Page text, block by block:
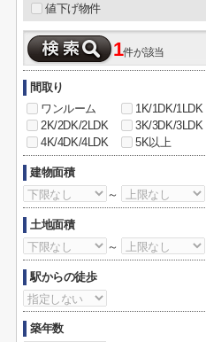
値下げ物件
1件が該当
間取り
ワンルーム
1K/1DK/1LDK
2K/2DK/2LDK
3K/3DK/3LDK
4K/4DK/4LDK
5K以上
建物面積
～
土地面積
～
駅からの徒歩
築年数